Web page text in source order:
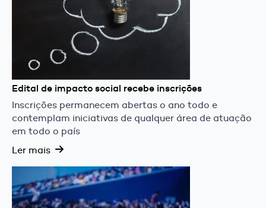
Edital de impacto social recebe inscrições
Inscrições permanecem abertas o ano todo e
contemplam iniciativas de qualquer área de atuação
em todo o país
Ler mais